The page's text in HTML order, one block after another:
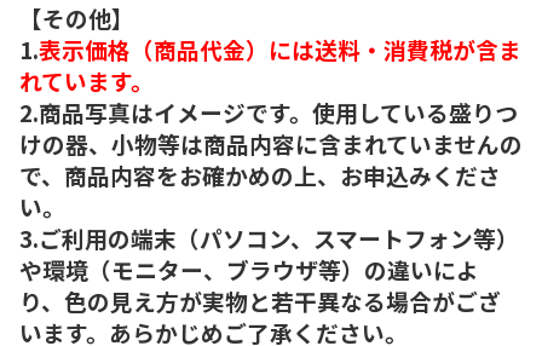
【その他】
1.表示価格（商品代金）には送料・消費税が含ま
れています。
2.商品写真はイメージです。使用している盛りつ
けの器、小物等は商品内容に含まれていませんの
で、商品内容をお確かめの上、お申込みくださ
い。
3.ご利用の端末（パソコン、スマートフォン等）
や環境（モニター、ブラウザ等）の違いによ
り、色の見え方が実物と若干異なる場合がござ
います。あらかじめご了承ください。